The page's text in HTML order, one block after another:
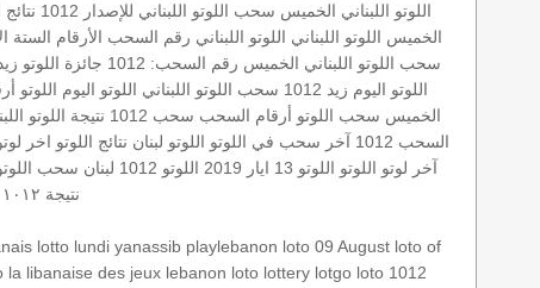
اللوتو اللبناني الخميس سحب اللوتو اللبناني للإصدار 1012 نتائج
الخميس اللوتو اللبناني اللوتو اللبناني رقم السحب الأرقام الستة
سحب اللوتو اللبناني الخميس رقم السحب: 1012 جائزة اللوتو زيد 1012
اللوتو اليوم زيد 1012
سحب اللوتو اللبناني اللوتو اليوم اللوتو
الخميس سحب اللوتو أرقام السحب سحب 1012 نتيجة اللوتو
السحب 1012
آخر سحب في اللوتو اللوتو لبنان نتائج اللوتو اخر
آخر لوتو اللوتو اللوتو 13 ايار 2019 اللوتو 1012 لبنان سحب
نتيجة ١٠١٢
lotto lundi yanassib playlebanon loto 09 August loto of
la libanaise des jeux lebanon loto lottery lotgo loto 1012